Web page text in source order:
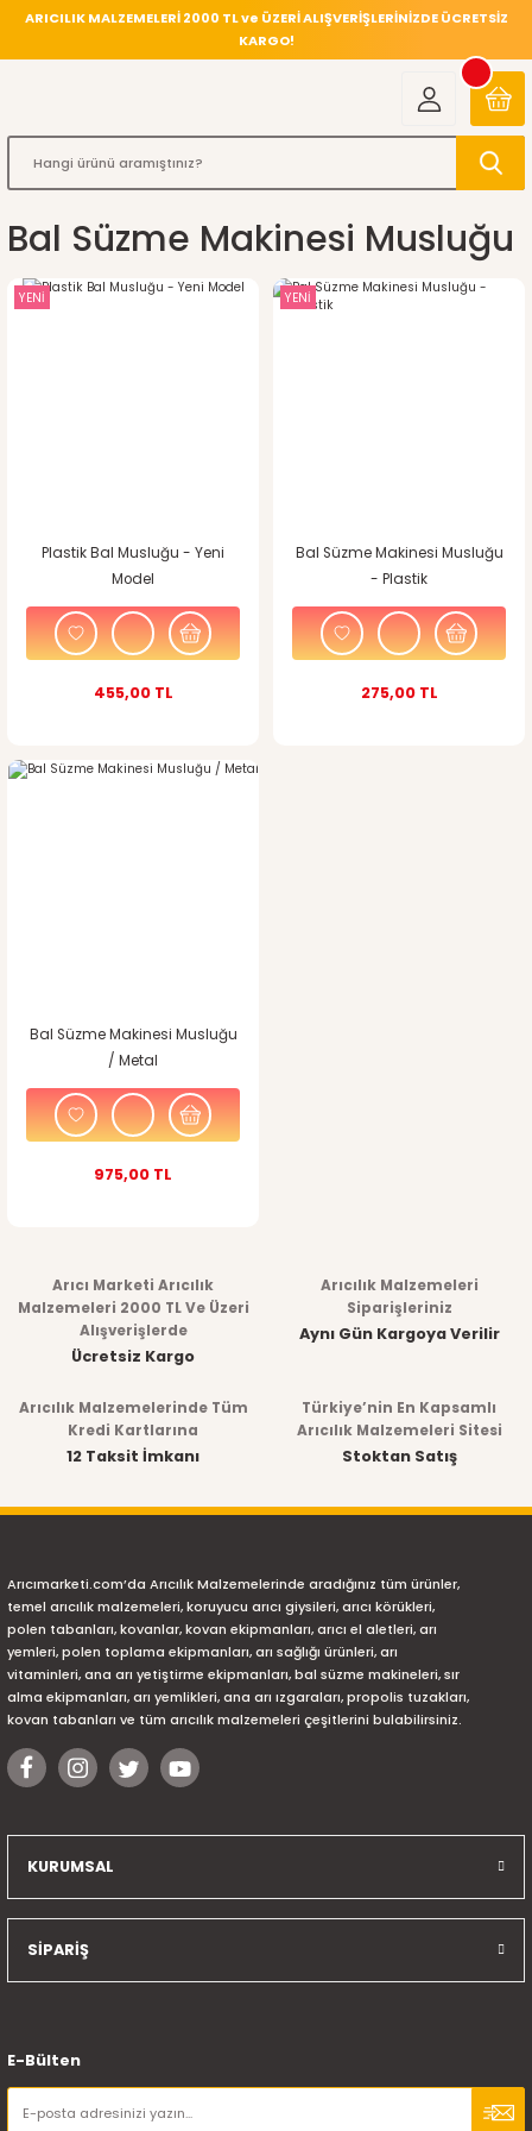
ARICILIK MALZEMELERİ 2000 TL ve ÜZERİ ALIŞVERİŞLERİNİZDE ÜCRETSİZ
KARGO!
Bal Süzme Makinesi Musluğu
YENİ
Plastik Bal Musluğu - Yeni
Model
455,00 TL
YENİ
Bal Süzme Makinesi Musluğu
- Plastik
275,00 TL
Bal Süzme Makinesi Musluğu
/ Metal
975,00 TL
Arıcı Marketi Arıcılık
Malzemeleri 2000 TL Ve Üzeri
Alışverişlerde
Ücretsiz Kargo
Arıcılık Malzemeleri
Siparişleriniz
Aynı Gün Kargoya Verilir
Arıcılık Malzemelerinde Tüm
Kredi Kartlarına
12 Taksit İmkanı
Türkiye’nin En Kapsamlı
Arıcılık Malzemeleri Sitesi
Stoktan Satış
Arıcımarketi.com’da Arıcılık Malzemelerinde aradığınız tüm ürünler,
temel arıcılık malzemeleri, koruyucu arıcı giysileri, arıcı körükleri,
polen tabanları, kovanlar, kovan ekipmanları, arıcı el aletleri, arı
yemleri, polen toplama ekipmanları, arı sağlığı ürünleri, arı
vitaminleri, ana arı yetiştirme ekipmanları, bal süzme makineleri, sır
alma ekipmanları, arı yemlikleri, ana arı ızgaraları, propolis tuzakları,
kovan tabanları ve tüm arıcılık malzemeleri çeşitlerini bulabilirsiniz.
KURUMSAL
SİPARİŞ
E-Bülten